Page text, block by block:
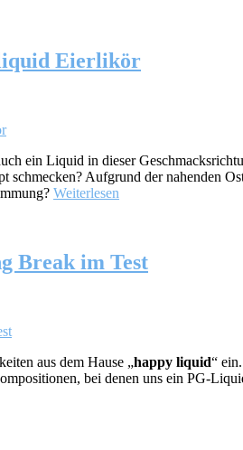
Eierlikör
ein Liquid in dieser
schmecken? Aufgrund der nahenden
Weiterlesen
Break im Test
aus dem Hause „happy liquid“
bei denen uns ein PG-